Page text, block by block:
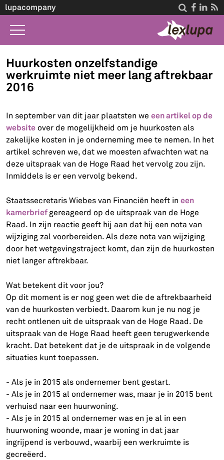
lupacompany    
Home
Wat we doen
Life Events
Over ons
Contact
Huurkosten onzelfstandige
werkruimte niet meer lang aftrekbaar
2016
In september van dit jaar plaatsten weeen artikel op de
website over de mogelijkheid om je huurkosten als
zakelijke kosten in je onderneming mee te nemen. In het
artikel schreven we, dat we moesten afwachten wat na
deze uitspraak van de Hoge Raad het vervolg zou zijn.
Inmiddels is er een vervolg bekend.
Staatssecretaris Wiebes van Financiën heeft ineen
kamerbrief gereageerd op de uitspraak van de Hoge
Raad. In zijn reactie geeft hij aan dat hij een nota van
wijziging zal voorbereiden. Als deze nota van wijziging
door het wetgevingstraject komt, dan zijn de huurkosten
niet langer aftrekbaar.
Wat betekent dit voor jou?
Op dit moment is er nog geen wet die de aftrekbaarheid
van de huurkosten verbiedt. Daarom kun je nu nog je
recht ontlenen uit de uitspraak van de Hoge Raad. De
uitspraak van de Hoge Raad heeft geen terugwerkende
kracht. Dat betekent dat je de uitspraak in de volgende
situaties kunt toepassen.
- Als je in 2015 als ondernemer bent gestart.
- Als je in 2015 al ondernemer was, maar je in 2015 bent
verhuisd naar een huurwoning.
- Als je in 2015 al ondernemer was en je al in een
huurwoning woonde, maar je woning in dat jaar
ingrijpend is verbouwd, waarbij een werkruimte is
gecreëerd.